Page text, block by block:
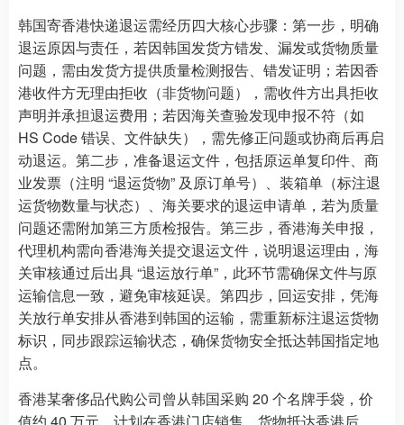
韩国寄香港快递退运需经历四大核心步骤：第一步，明确
退运原因与责任，若因韩国发货方错发、漏发或货物质量
问题，需由发货方提供质量检测报告、错发证明；若因香
港收件方无理由拒收（非货物问题），需收件方出具拒收
声明并承担退运费用；若因海关查验发现申报不符（如
HS Code 错误、文件缺失），需先修正问题或协商后再启
动退运。第二步，准备退运文件，包括原运单复印件、商
业发票（注明 “退运货物” 及原订单号）、装箱单（标注退
运货物数量与状态）、海关要求的退运申请单，若为质量
问题还需附加第三方质检报告。第三步，香港海关申报，
代理机构需向香港海关提交退运文件，说明退运理由，海
关审核通过后出具 “退运放行单”，此环节需确保文件与原
运输信息一致，避免审核延误。第四步，回运安排，凭海
关放行单安排从香港到韩国的运输，需重新标注退运货物
标识，同步跟踪运输状态，确保货物安全抵达韩国指定地
点。
香港某奢侈品代购公司曾从韩国采购 20 个名牌手袋，价